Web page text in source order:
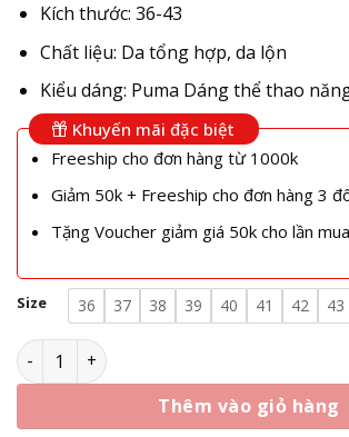
Kích thước: 36-43
Chất liệu: Da tổng hợp, da lộn
Kiểu dáng: Puma Dáng thể thao
Khuyến mãi đặc biệt
Freeship cho đơn hàng từ 1000k
Giảm 50k + Freeship cho đơn hàng 3
Tặng Voucher giảm giá 50k cho lần
Size 36 37 38 39 40 41 42 43
Giày Puma Bella UT White Black 402186-
Thêm vào giỏ hàng